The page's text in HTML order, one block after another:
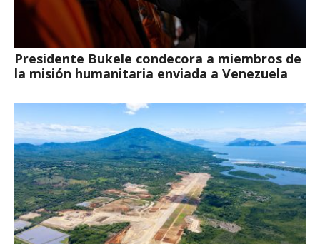
Presidente Bukele condecora a miembros de
la misión humanitaria enviada a Venezuela